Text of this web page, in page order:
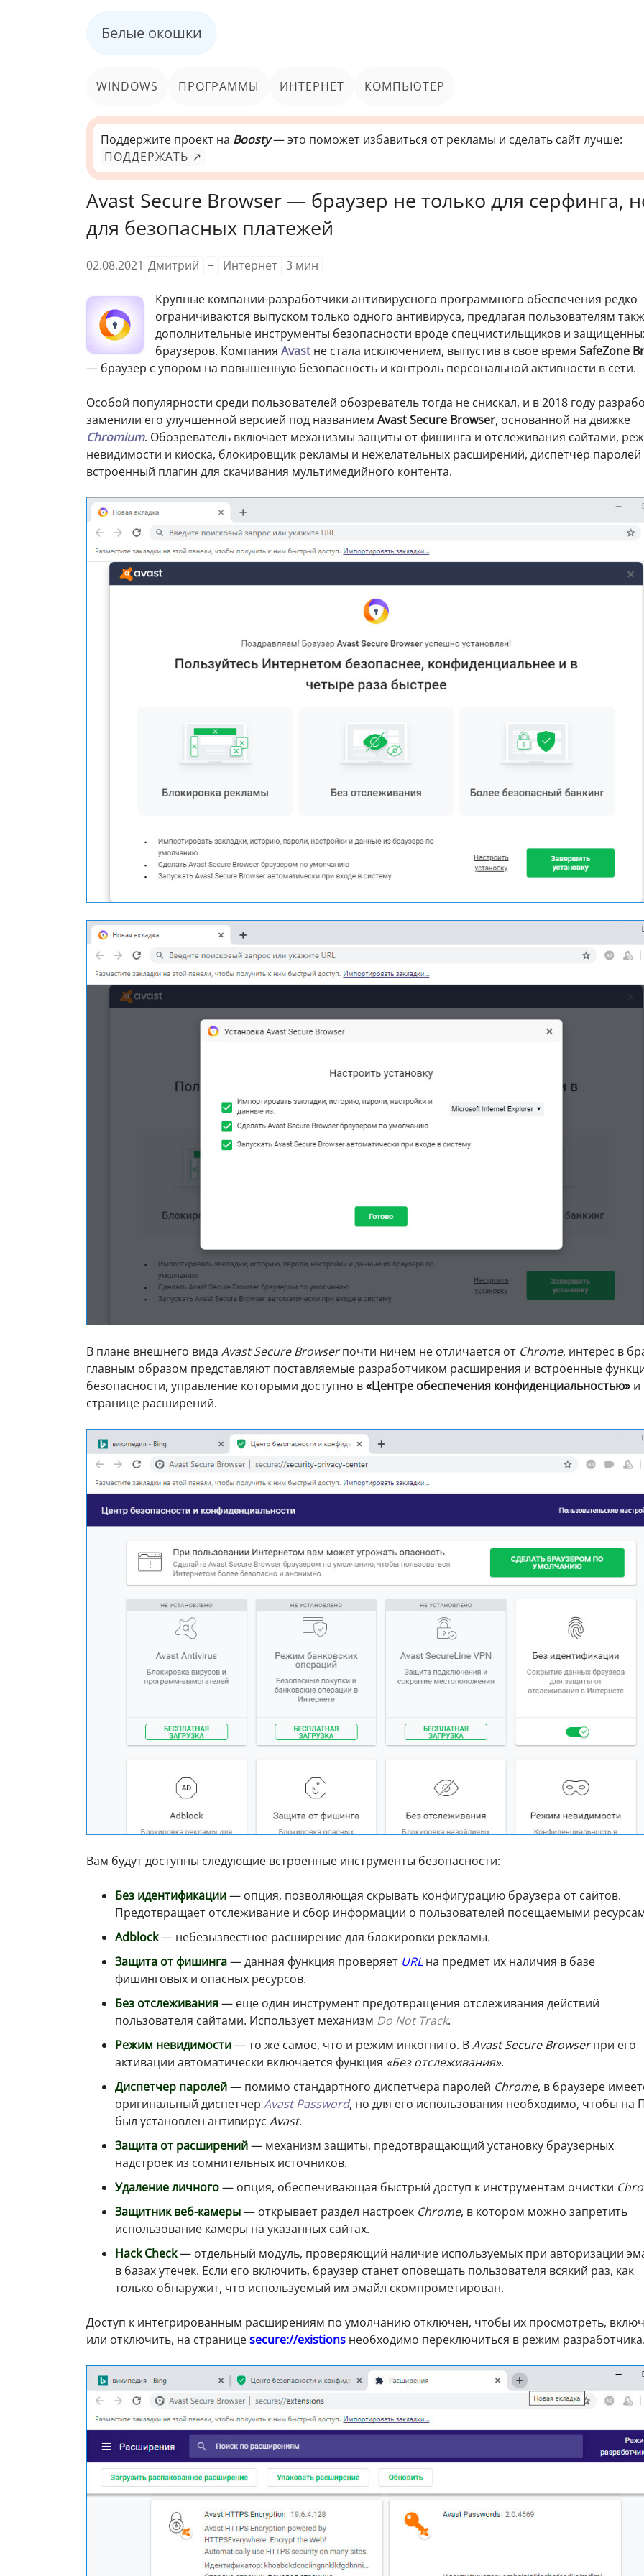
Белые окошки
WINDOWS ПРОГРАММЫ ИНТЕРНЕТ КОМПЬЮТЕР
Поддержите проект на Boosty— это поможет избавиться от рекламы и сделать сайт лучше:
ПОДДЕРЖАТЬ ↗
Avast Secure Browser — браузер не только для серфинга,
для безопасных платежей
02.08.2021 Дмитрий + Интернет 3 мин
Крупные компании-разработчики антивирусного программного обеспечения редко
ограничиваются выпуском только одного антивируса, предлагая пользователям
дополнительные инструменты безопасности вроде спецчистильщиков и
браузеров. Компания Avast не стала исключением, выпустив в свое время SafeZone
— браузер с упором на повышенную безопасность и контроль персональной активности в сети.
Особой популярности среди пользователей обозреватель тогда не снискал, и в 2018 году
заменили его улучшенной версией под названием Avast Secure Browser, основанной на движке
Chromium. Обозреватель включает механизмы защиты от фишинга и отслеживания сайтами,
невидимости и киоска, блокировщик рекламы и нежелательных расширений, диспетчер паролей
встроенный плагин для скачивания мультимедийного контента.
В плане внешнего вида Avast Secure Browserпочти ничем не отличается от Chrome, интерес в
главным образом представляют поставляемые разработчиком расширения и встроенные
безопасности, управление которыми доступно в«Центре обеспечения конфиденциальностью» и
странице расширений.
Вам будут доступны следующие встроенные инструменты безопасности:
Без идентификации— опция, позволяющая скрывать конфигурацию браузера от сайтов.
Предотвращает отслеживание и сбор информации о пользователей посещаемыми
Adblock— небезызвестное расширение для блокировки рекламы.
Защита от фишинга— данная функция проверяет URLна предмет их наличия в базе
фишинговых и опасных ресурсов.
Без отслеживания— еще один инструмент предотвращения отслеживания действий
пользователя сайтами. Использует механизм Do Not Track.
Режим невидимости— то же самое, что и режим инкогнито. ВAvast Secure Browserпри его
активации автоматически включается функция «Без отслеживания».
Диспетчер паролей— помимо стандартного диспетчера паролей Chrome, в браузере
оригинальный диспетчер Avast Password, но для его использования необходимо, чтобы на
был установлен антивирус Avast.
Защита от расширений— механизм защиты, предотвращающий установку браузерных
надстроек из сомнительных источников.
Удаление личного— опция, обеспечивающая быстрый доступ к инструментам очистки
Защитник веб-камеры— открывает раздел настроек Chrome, в котором можно запретить
использование камеры на указанных сайтах.
Hack Check— отдельный модуль, проверяющий наличие используемых при авторизации
в базах утечек. Если его включить, браузер станет оповещать пользователя всякий раз, как
только обнаружит, что используемый им эмайл скомпрометирован.
Доступ к интегрированным расширениям по умолчанию отключен, чтобы их просмотреть,
или отключить, на страницеsecure://existions необходимо переключиться в режим